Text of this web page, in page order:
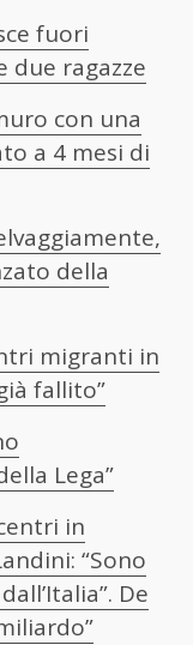
fuori
due ragazze
con una
a 4 mesi di
della
migranti in
fallito”
Lega”
in
“Sono
De